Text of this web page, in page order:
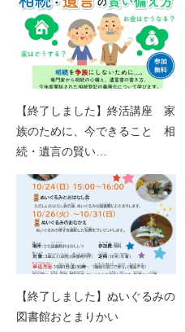
【終了しました】終活講座 家
族のために、今できること 相
続・遺言の賢い…
【終了しました】ぬいぐるみの
図書館おとまりかい